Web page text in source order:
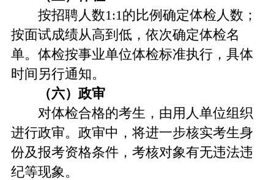
按招聘人数1:1的比例确定体检人数；
按面试成绩从高到低，依次确定体检名
单。体检按事业单位体检标准执行，具体
时间另行通知。
（六）政审
对体检合格的考生，由用人单位组织
进行政审。政审中，将进一步核实考生身
份及报考资格条件，考核对象有无违法违
纪等现象。